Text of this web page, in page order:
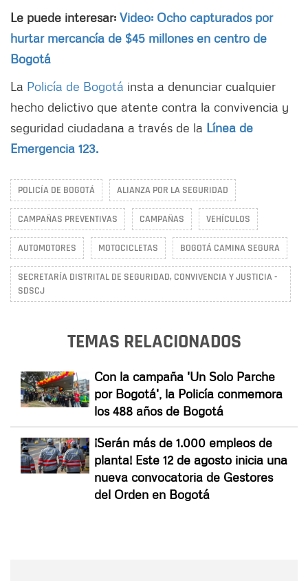
Le puede interesar: Video: Ocho capturados por
hurtar mercancía de $45 millones en centro de
Bogotá
La Policía de Bogotá insta a denunciar cualquier
hecho delictivo que atente contra la convivencia y
seguridad ciudadana a través de la Línea de
Emergencia 123.
POLICÍA DE BOGOTÁ ALIANZA POR LA SEGURIDAD
CAMPAÑAS PREVENTIVAS CAMPAÑAS VEHÍCULOS
AUTOMOTORES MOTOCICLETAS BOGOTÁ CAMINA SEGURA
SECRETARÍA DISTRITAL DE SEGURIDAD, CONVIVENCIA Y JUSTICIA -
SDSCJ
TEMAS RELACIONADOS
Con la campaña 'Un Solo Parche
por Bogotá', la Policía conmemora
los 488 años de Bogotá
¡Serán más de 1.000 empleos de
planta! Este 12 de agosto inicia una
nueva convocatoria de Gestores
del Orden en Bogotá